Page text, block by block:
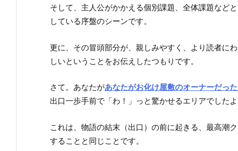
そして、主人公がかかえる個別課題、全体課題など
している序盤のシーンです。
更に、その冒頭部分が、親しみやすく、より読者に
しいということをお伝えしたつもりです。
さて。あなたがあなたがお化け屋敷のオーナーだっ
出口一歩手前で「わ！」っと驚かせるエリアでしたよ
これは、物語の結末（出口）の前に起きる、最高潮
することと同じことです。